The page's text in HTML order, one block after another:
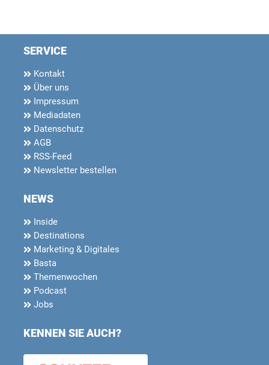
SERVICE
Kontakt
Über uns
Impressum
Mediadaten
Datenschutz
AGB
RSS-Feed
Newsletter bestellen
NEWS
Inside
Destinations
Marketing & Digitales
Basta
Themenwochen
Podcast
Jobs
KENNEN SIE AUCH?